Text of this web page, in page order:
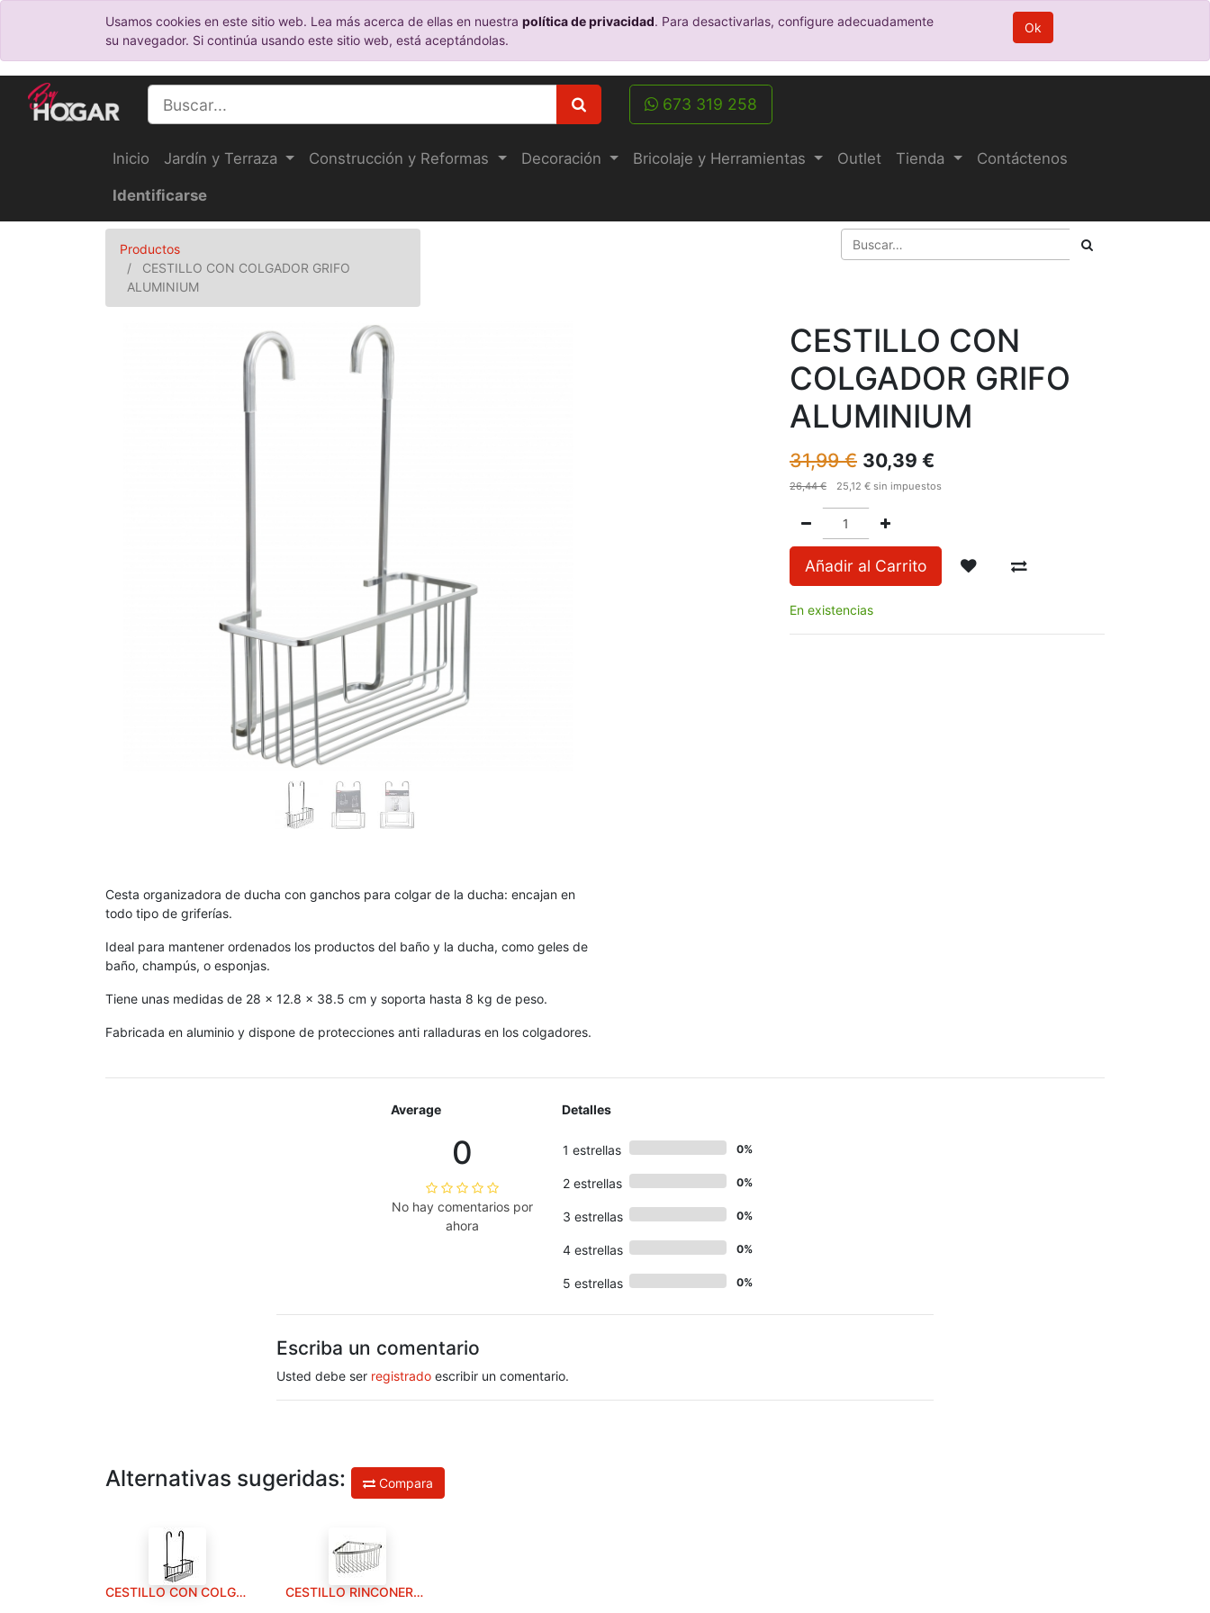
Usamos cookies en este sitio web. Lea más acerca de ellas en nuestra política de privacidad. Para desactivarlas, configure adecuadamente
su navegador. Si continúa usando este sitio web, está aceptándolas.
Ok
673 319 258
Inicio Jardín y Terraza Construcción y Reformas Decoración Bricolaje y Herramientas Outlet Tienda Contáctenos
Identificarse
Productos
CESTILLO CON COLGADOR GRIFO
ALUMINIUM
Cesta organizadora de ducha con ganchos para colgar de la ducha: encajan en
todo tipo de griferías.
Ideal para mantener ordenados los productos del baño y la ducha, como geles de
baño, champús, o esponjas.
Tiene unas medidas de 28 x 12.8 x 38.5 cm y soporta hasta 8 kg de peso.
Fabricada en aluminio y dispone de protecciones anti ralladuras en los colgadores.
CESTILLO CON
COLGADOR GRIFO
ALUMINIUM
31,99€ 30,39 €
26,44€ 25,12 € sin impuestos
Añadir al Carrito
En existencias
Average
0
No hay comentarios por
ahora
Detalles
1 estrellas 0%
2 estrellas 0%
3 estrellas 0%
4 estrellas 0%
5 estrellas 0%
Escriba un comentario
Usted debe ser registrado escribir un comentario.
Alternativas sugeridas: Compara
CESTILLO CON COLGADOR GRIFO ALUMINIUM BLACK CESTILLO RINCONERA ALUMINIUM